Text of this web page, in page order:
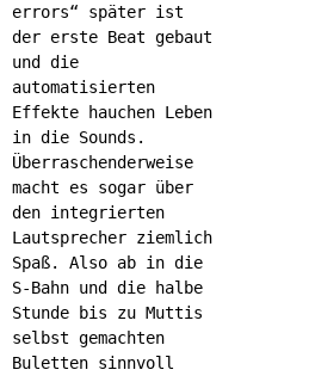
errors“ später ist
der erste Beat gebaut
und die
automatisierten
Effekte hauchen Leben
in die Sounds.
Überraschenderweise
macht es sogar über
den integrierten
Lautsprecher ziemlich
Spaß. Also ab in die
S-Bahn und die halbe
Stunde bis zu Muttis
selbst gemachten
Buletten sinnvoll